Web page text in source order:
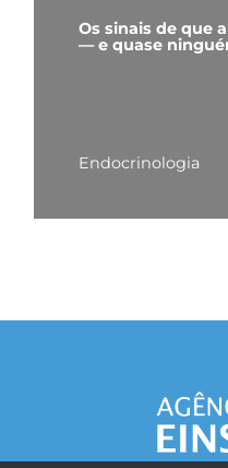
Os sinais de que
— e quase
Endocrinologia